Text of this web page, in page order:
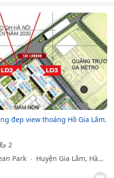
đẹp view thoáng Hồ Gia Lâm.
2
Park
Huyện Gia Lâm, Hà